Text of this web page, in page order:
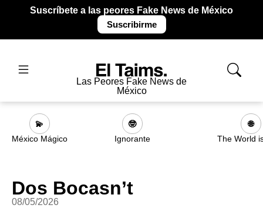
Suscríbete a las peores Fake News de México
Suscribirme
Las Peores Fake News de
México
💫
México Mágico
🤓
Ignorante
🌐
The World
Dos Bocasn’t
08/05/2026